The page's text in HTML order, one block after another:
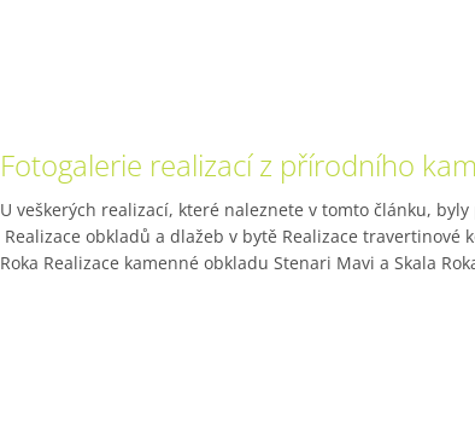
Fotogalerie realizací z přírodního
U veškerých realizací, které naleznete v tomto článku,
Realizace obkladů a dlažeb v bytě Realizace travertinové
Roka Realizace kamenné obkladu Stenari Mavi a Skala